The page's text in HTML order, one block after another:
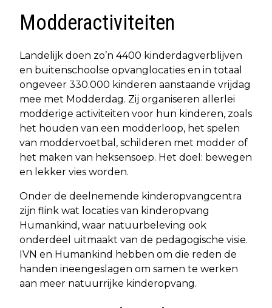
Modderactiviteiten
Landelijk doen zo’n 4400 kinderdagverblijven
en buitenschoolse opvanglocaties en in totaal
ongeveer 330.000 kinderen aanstaande vrijdag
mee met Modderdag. Zij organiseren allerlei
modderige activiteiten voor hun kinderen, zoals
het houden van een modderloop, het spelen
van moddervoetbal, schilderen met modder of
het maken van heksensoep. Het doel: bewegen
en lekker vies worden.
Onder de deelnemende kinderopvangcentra
zijn flink wat locaties van kinderopvang
Humankind, waar natuurbeleving ook
onderdeel uitmaakt van de pedagogische visie.
IVN en Humankind hebben om die reden de
handen ineengeslagen om samen te werken
aan meer natuurrijke kinderopvang.